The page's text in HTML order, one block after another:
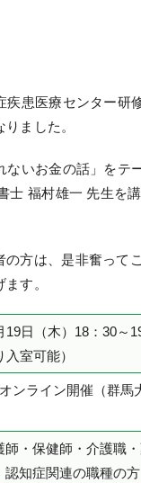
疾患医療センター研
ました。
ないお金の話」をテ
士 福村雄一 先生を
方は、是非奮って
す。
19日（木）18：30～
入室可能）
ンライン開催（群馬
師・保健師・介護職
認知症関連の職種の方